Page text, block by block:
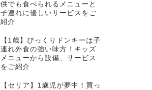
供でも食べられるメニューと
子連れに優しいサービスをご
紹介
【1歳】びっくりドンキーは子
連れ外食の強い味方！キッズ
メニューから設備、サービス
をご紹介
【セリア】1歳児が夢中！買っ